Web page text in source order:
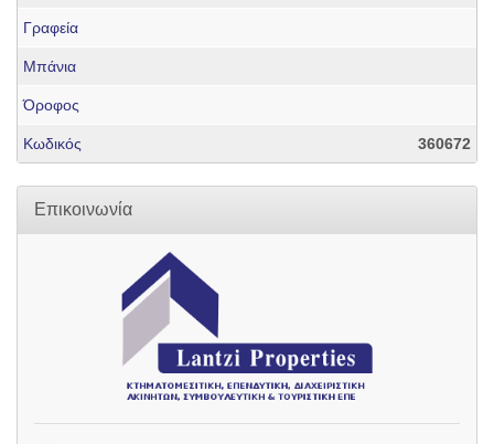
Γραφεία
Μπάνια
Όροφος
Κωδικός 360672
Επικοινωνία